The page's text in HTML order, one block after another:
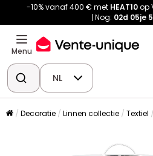
-10% vanaf 400 € met HEAT10op
Nog: 02d 05je
Menu
NL
Decoratie Linnen collectie Textiel